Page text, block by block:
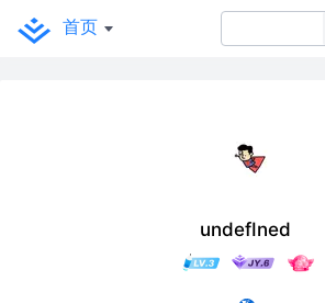
首页
undefIned